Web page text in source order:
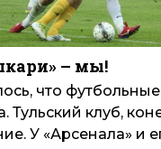
– мы!
что
Тульский клуб,
У «Арсенала» и